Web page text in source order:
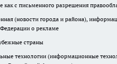
с письменного разрешения
(новости города и района),
о рекламе
страны
технологии (информационные